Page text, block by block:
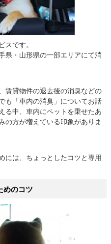
スです。
県・山形県の一部エリアにて消
賃貸物件の退去後の消臭などの
も「車内の消臭」についてお話
る中、車内にペットを乗せたあ
の方が増えている印象がありま
には、ちょっとしたコツと専用
めのコツ